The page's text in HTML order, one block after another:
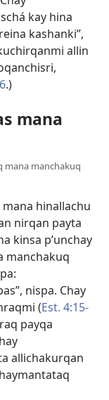
kay hina
kashanki”,
allin
.)
mana
mana manchakuq
hinallachu
nirqan payta
kinsa p’unchay
manchakuq
nispa. Chay
(Est. 4:15-
payqa
allichakurqan